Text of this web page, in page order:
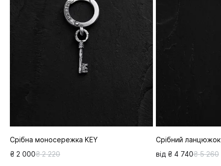
Срібна моносережка KEY
₴ 2 000₴ 2 220
Срібний ланцюжок
від ₴ 4 740₴ 5 260